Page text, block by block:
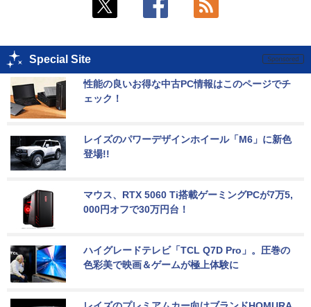
Special Site
性能の良いお得な中古PC情報はこのページでチ
ェック！
レイズのパワーデザインホイール「M6」に新色
登場!!
マウス、RTX 5060 Ti搭載ゲーミングPCが7万5,
000円オフで30万円台！
ハイグレードテレビ「TCL Q7D Pro」。圧巻の
色彩美で映画＆ゲームが極上体験に